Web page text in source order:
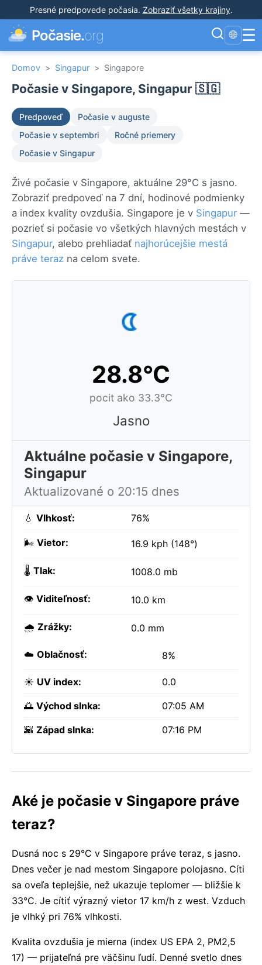
Presné predpovede počasia. Zobraziť všetky krajiny.
Počasie.org 🌐 ☰
Domov > Singapur > Singapore
Počasie v Singapore, Singapur 🇸🇬
Predpoveď
Počasie v auguste
Počasie v septembri
Ročné priemery
Počasie v Singapur
Živé počasie v Singapore, aktuálne 29°C s jasno.
Zobraziť predpoveď na 7 dní, hodinové podmienky
a index kvality ovzdušia. Singapore je v Singapur —
pozrieť si počasie vo všetkých hlavných mestách v
Singapur, alebo prehliadať najhorúcejšie mestá
práve teraz na celom svete.
28.8°C
pocit ako 33.3°C
Jasno
Aktuálne počasie v Singapore,
Singapur
Aktualizované o 20:15 dnes
💧 Vlhkosť: 76%
🌬️ Vietor: 16.9 kph (148°)
🌡️ Tlak: 1008.0 mb
👁️ Viditeľnosť: 10.0 km
🌧️ Zrážky: 0.0 mm
☁️ Oblačnosť: 8%
☀️ UV index: 0.0
🌅 Východ slnka: 07:05 AM
🌇 Západ slnka: 07:16 PM
Aké je počasie v Singapore práve
teraz?
Dusná noc s 29°C v Singapore práve teraz, s jasno.
Dnes večer je nad mestom Singapore polojasno. Cíti
sa oveľa teplejšie, než ukazuje teplomer — bližšie k
33°C. Je cítiť výrazný vietor 17 km/h z west. Vzduch
je vlhký pri 76% vlhkosti.
Kvalita ovzdušia je mierna (index US EPA 2, PM2,5
17) — prijateľná pre väčšinu ľudí. Denné svetlo dnes